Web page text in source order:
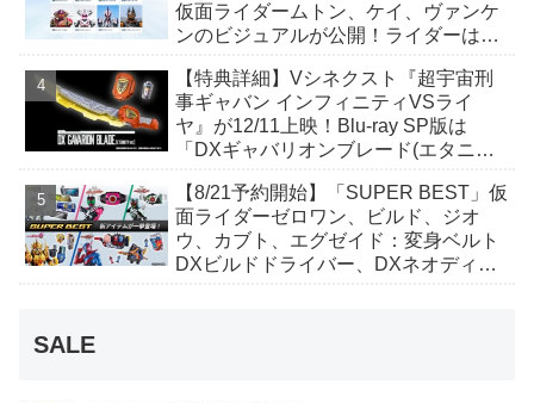
仮面ライダームトン、ケイ、ヴァンケ
ンのビジュアルが公開！ライダーは子
【特典詳細】Vシネクスト『超宇宙刑
事ギャバン インフィニティVSライ
ヤ』が12/11上映！Blu-ray SP版は
「DXギャバリオンブレード(エタニテ
か豪華特典付き！
【8/21予約開始】「SUPER BEST」仮
面ライダーゼロワン、ビルド、ジオ
ウ、カブト、エグゼイド：変身ベルト
DXビルドドライバー、DXネオディケ
SALE